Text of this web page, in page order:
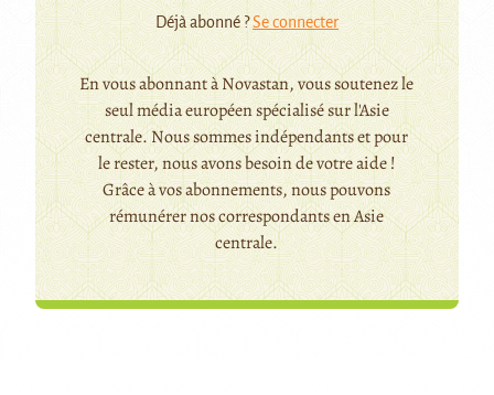
Déjà abonné ?Se connecter
En vous abonnant à Novastan, vous soutenez le
seul média européen spécialisé sur l'Asie
centrale. Nous sommes indépendants et pour
le rester, nous avons besoin de votre aide !
Grâce à vos abonnements, nous pouvons
rémunérer nos correspondants en Asie
centrale.